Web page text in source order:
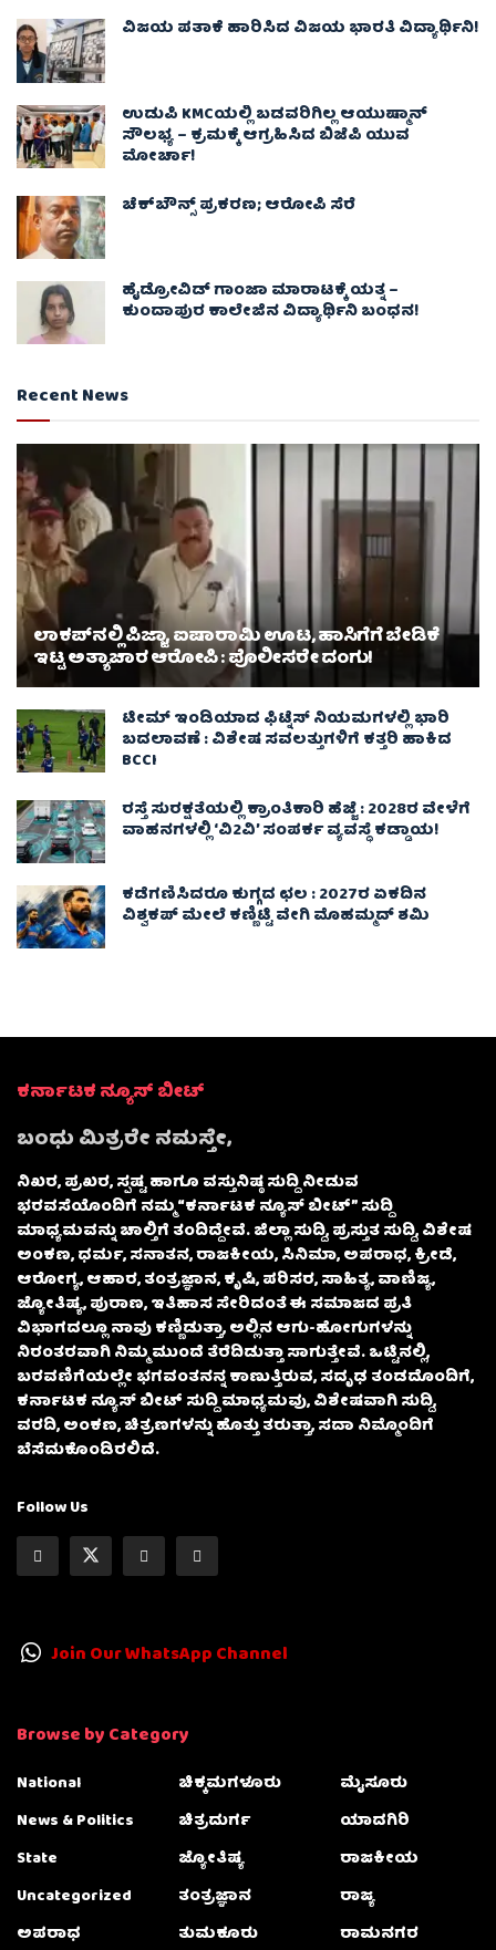
ವಿಜಯ ಪತಾಕೆ ಹಾರಿಸಿದ ವಿಜಯ ಭಾರತಿ ವಿದ್ಯಾರ್ಥಿನಿ!
ಉಡುಪಿ KMCಯಲ್ಲಿ ಬಡವರಿಗಿಲ್ಲ ಆಯುಷ್ಮಾನ್
ಸೌಲಭ್ಯ – ಕ್ರಮಕ್ಕೆ ಆಗ್ರಹಿಸಿದ ಬಿಜೆಪಿ ಯುವ
ಮೋರ್ಚಾ!
ಚೆಕ್​ಬೌನ್ಸ್​ ಪ್ರಕರಣ; ಆರೋಪಿ ಸೆರೆ
ಹೈಡ್ರೋವಿಡ್ ಗಾಂಜಾ ಮಾರಾಟಕ್ಕೆ ಯತ್ನ –
ಕುಂದಾಪುರ ಕಾಲೇಜಿನ ವಿದ್ಯಾರ್ಥಿನಿ ಬಂಧನ!
Recent News
ಲಾಕಪ್‌ನಲ್ಲಿ ಪಿಜ್ಜಾ, ಐಷಾರಾಮಿ ಊಟ, ಹಾಸಿಗೆಗೆ ಬೇಡಿಕೆ
ಇಟ್ಟ ಅತ್ಯಾಚಾರ ಆರೋಪಿ : ಪೊಲೀಸರೇ ದಂಗು!
ಟೀಮ್ ಇಂಡಿಯಾದ ಫಿಟ್ನೆಸ್ ನಿಯಮಗಳಲ್ಲಿ ಭಾರಿ
ಬದಲಾವಣೆ : ವಿಶೇಷ ಸವಲತ್ತುಗಳಿಗೆ ಕತ್ತರಿ ಹಾಕಿದ
BCCI
ರಸ್ತೆ ಸುರಕ್ಷತೆಯಲ್ಲಿ ಕ್ರಾಂತಿಕಾರಿ ಹೆಜ್ಜೆ : 2028ರ ವೇಳೆಗೆ
ವಾಹನಗಳಲ್ಲಿ ‘ವಿ2ವಿ’ ಸಂಪರ್ಕ ವ್ಯವಸ್ಥೆ ಕಡ್ಡಾಯ!
ಕಡೆಗಣಿಸಿದರೂ ಕುಗ್ಗದ ಛಲ : 2027ರ ಏಕದಿನ
ವಿಶ್ವಕಪ್‌ ಮೇಲೆ ಕಣ್ಣಿಟ್ಟಿ ವೇಗಿ ಮೊಹಮ್ಮದ್ ಶಮಿ
ಕರ್ನಾಟಕ ನ್ಯೂಸ್ ಬೀಟ್
ಬಂಧು ಮಿತ್ರರೇ ನಮಸ್ತೇ,
ನಿಖರ, ಪ್ರಖರ, ಸ್ಪಷ್ಟ ಹಾಗೂ ವಸ್ತುನಿಷ್ಠ ಸುದ್ದಿ ನೀಡುವ
ಭರವಸೆಯೊಂದಿಗೆ ನಮ್ಮ “ಕರ್ನಾಟಕ ನ್ಯೂಸ್ ಬೀಟ್” ಸುದ್ದಿ
ಮಾಧ್ಯಮವನ್ನು ಚಾಲ್ತಿಗೆ ತಂದಿದ್ದೇವೆ. ಜಿಲ್ಲಾ ಸುದ್ದಿ, ಪ್ರಸ್ತುತ ಸುದ್ದಿ, ವಿಶೇಷ
ಅಂಕಣ, ಧರ್ಮ, ಸನಾತನ, ರಾಜಕೀಯ, ಸಿನಿಮಾ, ಅಪರಾಧ, ಕ್ರೀಡೆ,
ಆರೋಗ್ಯ, ಆಹಾರ, ತಂತ್ರಜ್ಞಾನ, ಕೃಷಿ, ಪರಿಸರ, ಸಾಹಿತ್ಯ, ವಾಣಿಜ್ಯ,
ಜ್ಯೋತಿಷ್ಯ, ಪುರಾಣ, ಇತಿಹಾಸ ಸೇರಿದಂತೆ ಈ ಸಮಾಜದ ಪ್ರತಿ
ವಿಭಾಗದಲ್ಲೂ ನಾವು ಕಣ್ಣಿಡುತ್ತಾ, ಅಲ್ಲಿನ ಆಗು-ಹೋಗುಗಳನ್ನು
ನಿರಂತರವಾಗಿ ನಿಮ್ಮ ಮುಂದೆ ತೆರೆದಿಡುತ್ತಾ ಸಾಗುತ್ತೇವೆ. ಒಟ್ಟಿನಲ್ಲಿ,
ಬರವಣಿಗೆಯಲ್ಲೇ ಭಗವಂತನನ್ನ ಕಾಣುತ್ತಿರುವ, ಸದೃಢ ತಂಡದೊಂದಿಗೆ,
ಕರ್ನಾಟಕ ನ್ಯೂಸ್ ಬೀಟ್ ಸುದ್ದಿ ಮಾಧ್ಯಮವು, ವಿಶೇಷವಾಗಿ ಸುದ್ದಿ,
ವರದಿ, ಅಂಕಣ, ಚಿತ್ರಣಗಳನ್ನು ಹೊತ್ತು ತರುತ್ತಾ, ಸದಾ ನಿಮ್ಮೊಂದಿಗೆ
ಬೆಸೆದುಕೊಂಡಿರಲಿದೆ.
Follow Us
Join Our WhatsApp Channel
Browse by Category
National
News & Politics
State
Uncategorized
ಅಪರಾಧ
ಚಿಕ್ಕಮಗಳೂರು
ಚಿತ್ರದುರ್ಗ
ಜ್ಯೋತಿಷ್ಯ
ತಂತ್ರಜ್ಞಾನ
ತುಮಕೂರು
ಮೈಸೂರು
ಯಾದಗಿರಿ
ರಾಜಕೀಯ
ರಾಜ್ಯ
ರಾಮನಗರ